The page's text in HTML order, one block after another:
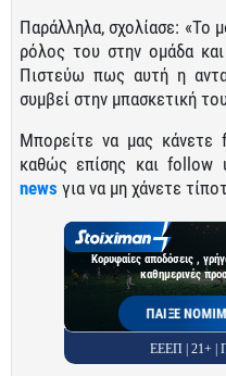
Παράλληλα, σχολίασε: «Το
ρόλος του στην ομάδα
Πιστεύω πως αυτή η
συμβεί στην μπασκετική
Μπορείτε να μας
καθώς επίσης και
news για να μη χάνετε
Κορυφαίες αποδόσεις ,
καθημερινές
ΠΑΙΞΕ
ΕΕΕΠ | 21+